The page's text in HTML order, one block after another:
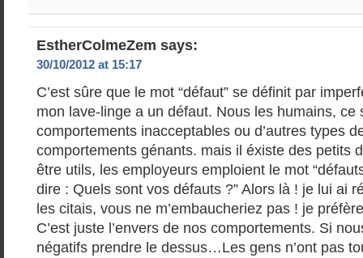
EstherColmeZem says:
30/10/2012 at 15:17
C’est sûre que le mot “défaut” se définit par
mon lave-linge a un défaut. Nous les humains, ce
comportements inacceptables ou d’autres types
comportements génants. mais il éxiste des petits
être utils, les employeurs emploient le mot
dire : Quels sont vos défauts ?” Alors là ! je lui ai
les citais, vous ne m’embaucheriez pas ! je
C’est juste l’envers de nos comportements. Si
négatifs prendre le dessus…Les gens n’ont pas